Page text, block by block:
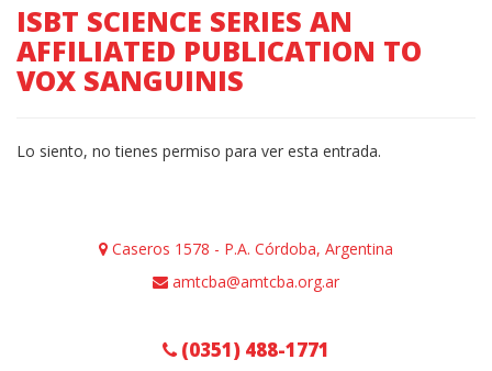
ISBT SCIENCE SERIES AN
AFFILIATED PUBLICATION TO
VOX SANGUINIS
Lo siento, no tienes permiso para ver esta entrada.
Caseros 1578 - P.A. Córdoba, Argentina
amtcba@amtcba.org.ar
(0351) 488-1771